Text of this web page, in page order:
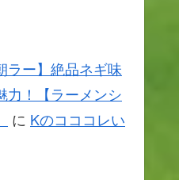
ラー】絶品ネギ味
力！【ラーメンシ
に Kのコココレい